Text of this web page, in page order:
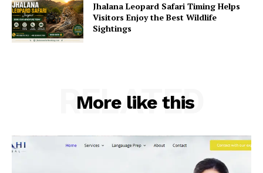
Jhalana Leopard Safari Timing Helps
Visitors Enjoy the Best Wildlife
Sightings
More like this
RELATED